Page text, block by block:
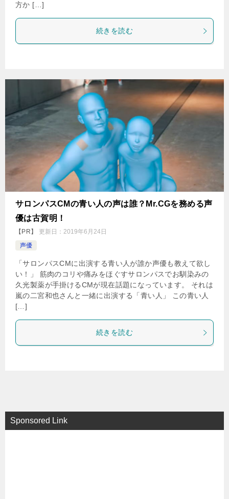
方か […]
続きを読む
サロンパスCMの青い人の声は誰？Mr.CGを務める声
優は古賀明！
【PR】 更新日：2019年6月24日
声優
「サロンパスCMに出演する青い人が誰か声優も教えて欲し
い！」 筋肉のコリや痛みをほぐすサロンパスでお馴染みの
久光製薬が手掛けるCMが現在話題になっています。 それは
嵐の二宮和也さんと一緒に出演する「青い人」 この青い人
[…]
続きを読む
Sponsored Link